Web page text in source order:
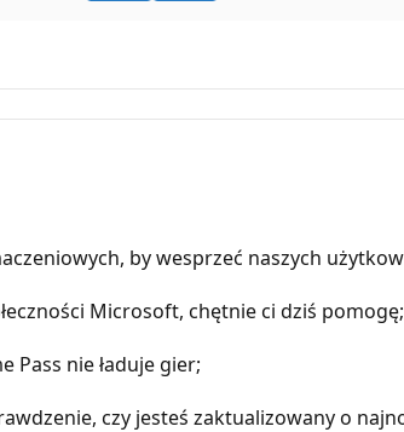
by wesprzeć naszych
Microsoft, chętnie ci dziś pomogę;
Pass nie ładuje gier;
czy jesteś zaktualizowany o